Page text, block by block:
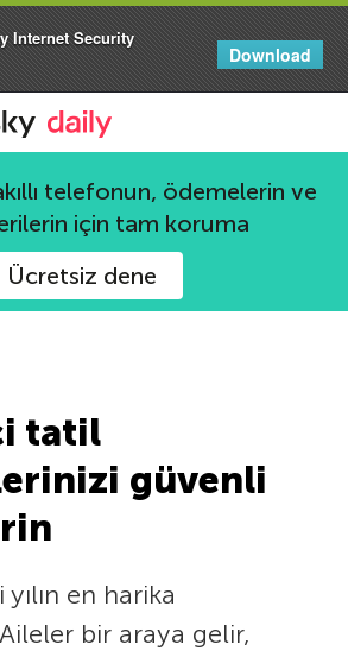
Internet Security
Download
Kaspersky Resmi Blogu
telefonun, ödemelerin ve
için tam koruma
Ücretsiz dene
tatil
güvenli
yılın en harika
Aileler bir araya gelir,